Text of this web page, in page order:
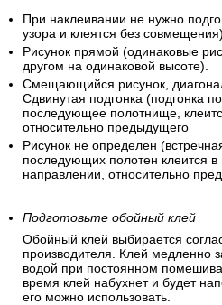
нарезать все полотнища для
посчитав высоту каждой
пригодиться для резерва. Чтобы
перепутался – пронумеруйте их,
низа каждой полосы.
При наклеивании не нужно
узора и клеятся без совмещения).
Рисунок прямой (одинаковые
другом на одинаковой высоте).
Смещающийся рисунок,
последующее полотнище,
относительно предыдущего
Рисунок не определен
последующих полотен клеится
направлении, относительно